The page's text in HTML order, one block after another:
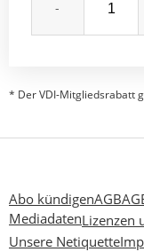
-
* Der VDI-Mitgliedsrabatt
Abo kündigenAGB
MediadatenLizenzen
Unsere Netiquette